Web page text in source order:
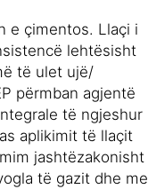
e çimentos. Llaçi i
lehtësisht
të ulet ujë/
përmban agjentë
të ngjeshur
aplikimit të llaçit
jashtëzakonisht
të gazit dhe me